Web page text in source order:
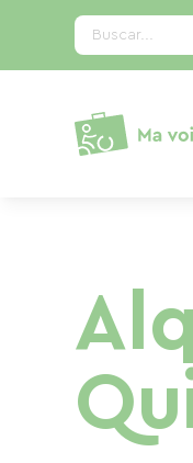
Buscar...
Panel de gestión de